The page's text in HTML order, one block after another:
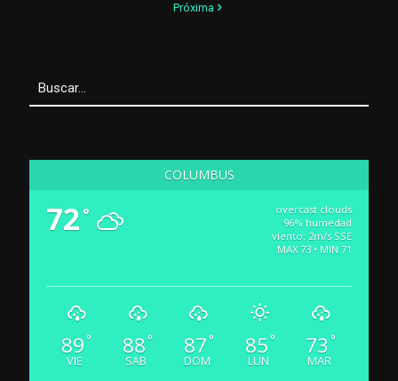
Próxima
COLUMBUS
72 °
overcast clouds
96% humedad
viento: 2m/s SSE
MAX 73 • MIN 71
89 °
VIE
88 °
SAB
87 °
DOM
85 °
LUN
73 °
MAR